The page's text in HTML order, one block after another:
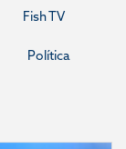
Fish TV
Política